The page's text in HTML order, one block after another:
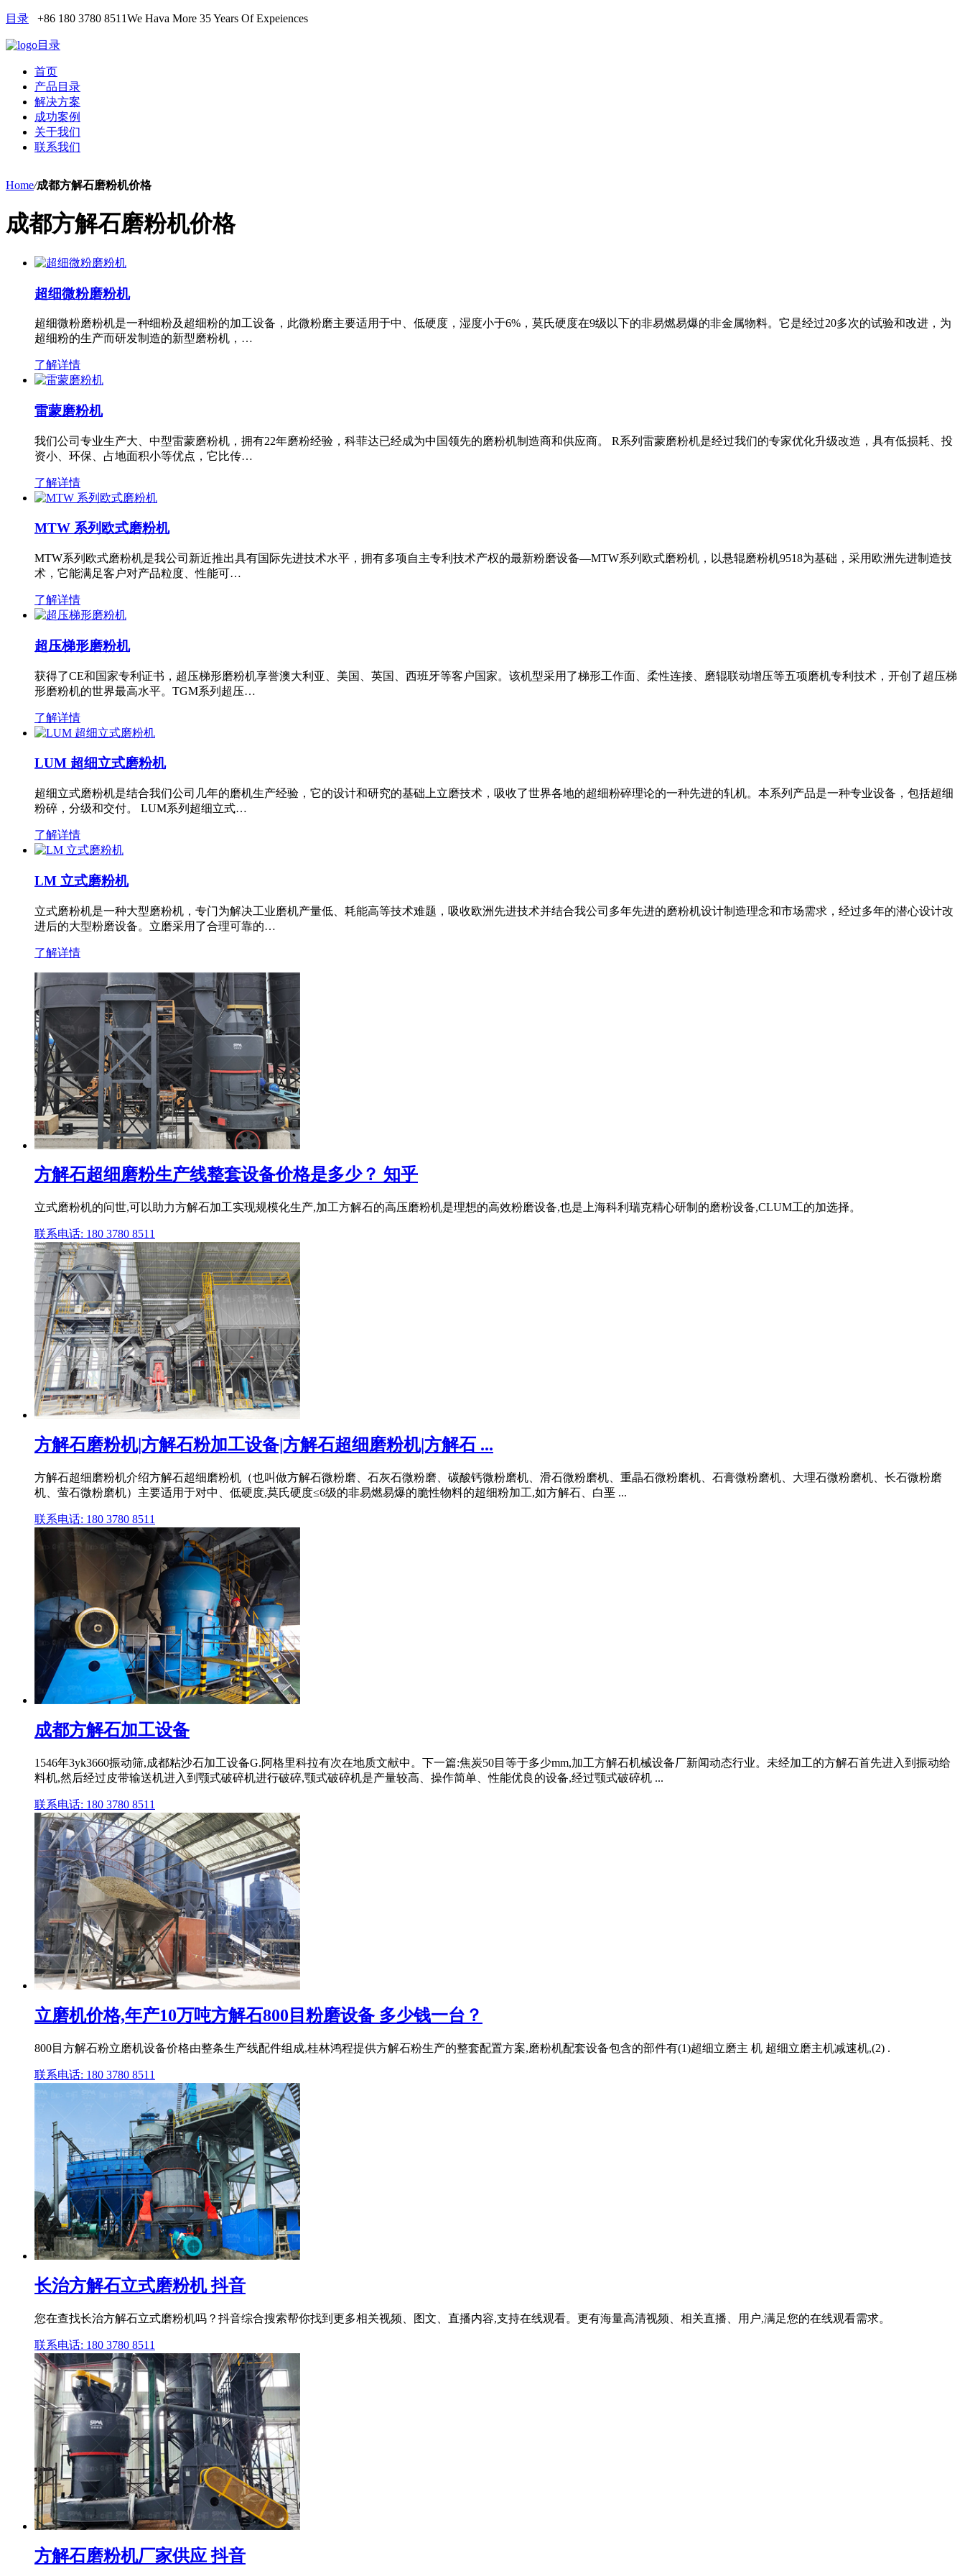
目录 +86 180 3780 8511We Hava More 35 Years Of Expeiences
目录
首页
产品目录
解决方案
成功案例
关于我们
联系我们
Home/成都方解石磨粉机价格
成都方解石磨粉机价格
超细微粉磨粉机
超细微粉磨粉机是一种细粉及超细粉的加工设备，此微粉磨主要适用于中、低硬度，湿度小于6%，莫氏硬度在9级以下的非易燃易爆的非金属物料。它是经过20多次的试验和改进，为
超细粉的生产而研发制造的新型磨粉机，…
了解详情
雷蒙磨粉机
我们公司专业生产大、中型雷蒙磨粉机，拥有22年磨粉经验，科菲达已经成为中国领先的磨粉机制造商和供应商。 R系列雷蒙磨粉机是经过我们的专家优化升级改造，具有低损耗、投
资小、环保、占地面积小等优点，它比传…
了解详情
MTW 系列欧式磨粉机
MTW系列欧式磨粉机是我公司新近推出具有国际先进技术水平，拥有多项自主专利技术产权的最新粉磨设备—MTW系列欧式磨粉机，以悬辊磨粉机9518为基础，采用欧洲先进制造技
术，它能满足客户对产品粒度、性能可…
了解详情
超压梯形磨粉机
获得了CE和国家专利证书，超压梯形磨粉机享誉澳大利亚、美国、英国、西班牙等客户国家。该机型采用了梯形工作面、柔性连接、磨辊联动增压等五项磨机专利技术，开创了超压梯
形磨粉机的世界最高水平。TGM系列超压…
了解详情
LUM 超细立式磨粉机
超细立式磨粉机是结合我们公司几年的磨机生产经验，它的设计和研究的基础上立磨技术，吸收了世界各地的超细粉碎理论的一种先进的轧机。本系列产品是一种专业设备，包括超细
粉碎，分级和交付。 LUM系列超细立式…
了解详情
LM 立式磨粉机
立式磨粉机是一种大型磨粉机，专门为解决工业磨机产量低、耗能高等技术难题，吸收欧洲先进技术并结合我公司多年先进的磨粉机设计制造理念和市场需求，经过多年的潜心设计改
进后的大型粉磨设备。立磨采用了合理可靠的…
了解详情
方解石超细磨粉生产线整套设备价格是多少？ 知乎
立式磨粉机的问世,可以助力方解石加工实现规模化生产,加工方解石的高压磨粉机是理想的高效粉磨设备,也是上海科利瑞克精心研制的磨粉设备,CLUM工的加选择。
联系电话: 180 3780 8511
方解石磨粉机|方解石粉加工设备|方解石超细磨粉机|方解石 ...
方解石超细磨粉机介绍方解石超细磨粉机（也叫做方解石微粉磨、石灰石微粉磨、碳酸钙微粉磨机、滑石微粉磨机、重晶石微粉磨机、石膏微粉磨机、大理石微粉磨机、长石微粉磨
机、萤石微粉磨机）主要适用于对中、低硬度,莫氏硬度≤6级的非易燃易爆的脆性物料的超细粉加工,如方解石、白垩 ...
联系电话: 180 3780 8511
成都方解石加工设备
1546年3yk3660振动筛,成都粘沙石加工设备G.阿格里科拉有次在地质文献中。下一篇:焦炭50目等于多少mm,加工方解石机械设备厂新闻动态行业。未经加工的方解石首先进入到振动给
料机,然后经过皮带输送机进入到颚式破碎机进行破碎,颚式破碎机是产量较高、操作简单、性能优良的设备,经过颚式破碎机 ...
联系电话: 180 3780 8511
立磨机价格,年产10万吨方解石800目粉磨设备 多少钱一台？
800目方解石粉立磨机设备价格由整条生产线配件组成,桂林鸿程提供方解石粉生产的整套配置方案,磨粉机配套设备包含的部件有(1)超细立磨主 机 超细立磨主机减速机,(2) .
联系电话: 180 3780 8511
长治方解石立式磨粉机 抖音
您在查找长治方解石立式磨粉机吗？抖音综合搜索帮你找到更多相关视频、图文、直播内容,支持在线观看。更有海量高清视频、相关直播、用户,满足您的在线观看需求。
联系电话: 180 3780 8511
方解石磨粉机厂家供应 抖音